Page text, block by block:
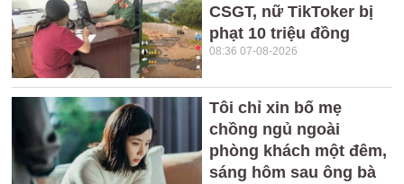
CSGT, nữ TikToker bị
phạt 10 triệu đồng
08:36 07-08-2026
Tôi chỉ xin bố mẹ
chồng ngủ ngoài
phòng khách một đêm,
sáng hôm sau ông bà